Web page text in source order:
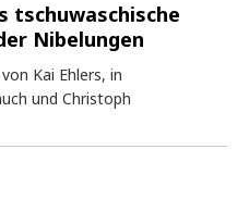
tschuwaschische
Nibelungen
Kai Ehlers, in
und Christoph